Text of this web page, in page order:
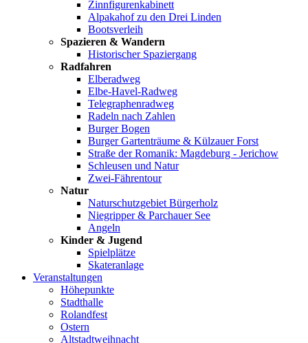
Zinnfigurenkabinett
Alpakahof zu den Drei Linden
Bootsverleih
Spazieren & Wandern
Historischer Spaziergang
Radfahren
Elberadweg
Elbe-Havel-Radweg
Telegraphenradweg
Radeln nach Zahlen
Burger Bogen
Burger Gartenträume & Külzauer Forst
Straße der Romanik: Magdeburg - Jerichow
Schleusen und Natur
Zwei-Fährentour
Natur
Naturschutzgebiet Bürgerholz
Niegripper & Parchauer See
Angeln
Kinder & Jugend
Spielplätze
Skateranlage
Veranstaltungen
Höhepunkte
Stadthalle
Rolandfest
Ostern
Altstadtweihnacht